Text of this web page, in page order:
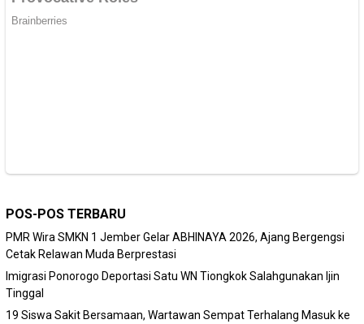
POS-POS TERBARU
PMR Wira SMKN 1 Jember Gelar ABHINAYA 2026, Ajang Bergengsi
Cetak Relawan Muda Berprestasi
Imigrasi Ponorogo Deportasi Satu WN Tiongkok Salahgunakan Ijin
Tinggal
19 Siswa Sakit Bersamaan, Wartawan Sempat Terhalang Masuk ke